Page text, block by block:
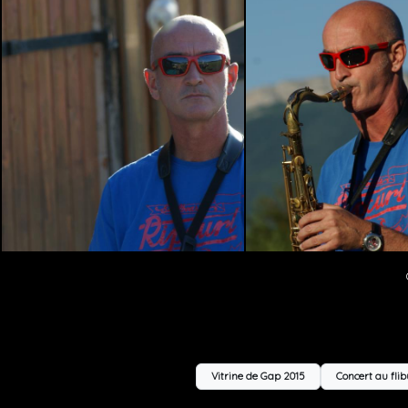
Vitrine de Gap 2015 Concert au